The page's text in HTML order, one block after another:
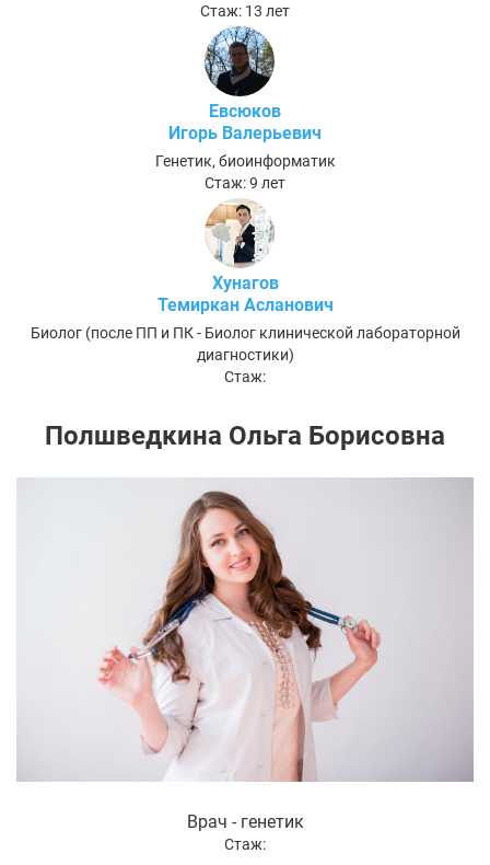
Стаж: 13 лет
Евсюков
Игорь Валерьевич
Генетик, биоинформатик
Стаж: 9 лет
Хунагов
Темиркан Асланович
Биолог (после ПП и ПК - Биолог клинической лабораторной
диагностики)
Стаж:
Полшведкина Ольга Борисовна
Врач - генетик
Стаж: